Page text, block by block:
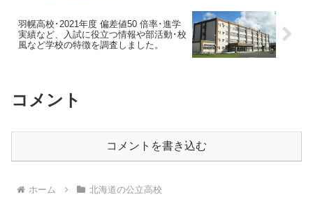
羽幌高校･2021年度 偏差値50 倍率･進学
実績など、入試に役立つ情報や部活動･校
風など学校の特徴を調査しました。
コメント
コメントを書き込む
ホーム 北海道の公立高校